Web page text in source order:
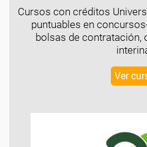
Cursos con créditos
puntuables en
bolsas de contratación,
Ver